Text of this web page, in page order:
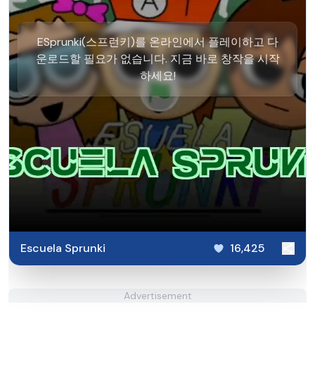
ESprunki(스프런키)를 온라인에서 플레이하고 다
운로드할 필요가 없습니다. 지금 바로 창작을 시작
하세요!
Escuela Sprunki 16,425
Advertisement